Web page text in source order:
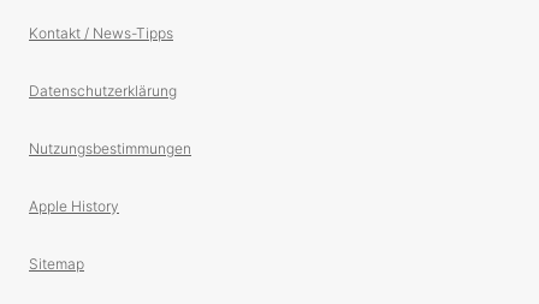
Kontakt / News-Tipps
Datenschutzerklärung
Nutzungsbestimmungen
Apple History
Sitemap